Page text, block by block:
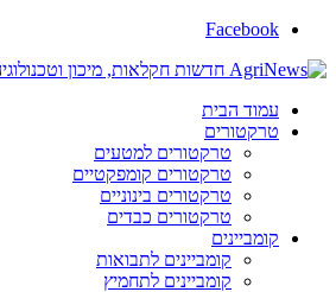
Facebook
עמוד הבית
טרקטורים
טרקטורים למטעים
טרקטורים קומפקטיים
טרקטורים בינוניים
טרקטורים כבדים
קומביינים
קומביינים לתבואות
קומביינים לתחמיץ